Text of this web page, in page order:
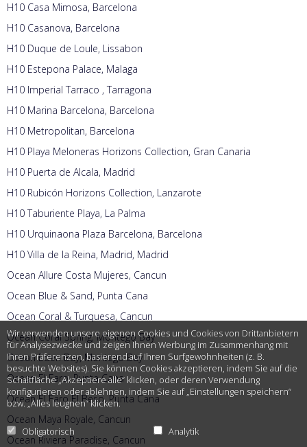
Wir verwenden unsere eigenen Cookies und Cookies von Drittanbietern
für Analysezwecke und zeigen Ihnen Werbung im Zusammenhang mit
Ihren Präferenzen, basierend auf Ihren Surfgewohnheiten (z. B.
besuchte Websites). Sie können Cookies akzeptieren, indem Sie auf die
Schaltfläche „Akzeptiere alle“ klicken, oder deren Verwendung
konfigurieren oder ablehnen, indem Sie auf „Einstellungen speichern“
bzw. „Alles leugnen“ klicken.
Obligatorisch Analytik
H10 Casa Mimosa, Barcelona
H10 Casanova, Barcelona
H10 Duque de Loule, Lissabon
H10 Estepona Palace, Malaga
H10 Imperial Tarraco , Tarragona
H10 Marina Barcelona, Barcelona
H10 Metropolitan, Barcelona
H10 Playa Meloneras Horizons Collection, Gran Canaria
H10 Puerta de Alcala, Madrid
H10 Rubicón Horizons Collection, Lanzarote
H10 Taburiente Playa, La Palma
H10 Urquinaona Plaza Barcelona, Barcelona
H10 Villa de la Reina, Madrid, Madrid
Ocean Allure Costa Mujeres, Cancun
Ocean Blue & Sand, Punta Cana
Ocean Coral & Turquesa, Cancun
Ocean Coral Spring, Montego Bay
Ocean Eden Bay, Montego Bay
Ocean El Faro, Punta Cana
Ocean El Faro El Beso, Punta Cana
Ocean Maya Royale, Cancun
Ocean Riviera Paradise, Cancun